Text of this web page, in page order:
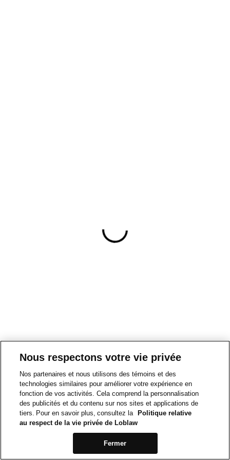
Nous respectons votre vie privée
Nos partenaires et nous utilisons des témoins et des
technologies similaires pour améliorer votre expérience en
fonction de vos activités. Cela comprend la personnalisation
des publicités et du contenu sur nos sites et applications de
tiers. Pour en savoir plus, consultez la
Politique relative
au respect de la vie privée de Loblaw
Fermer